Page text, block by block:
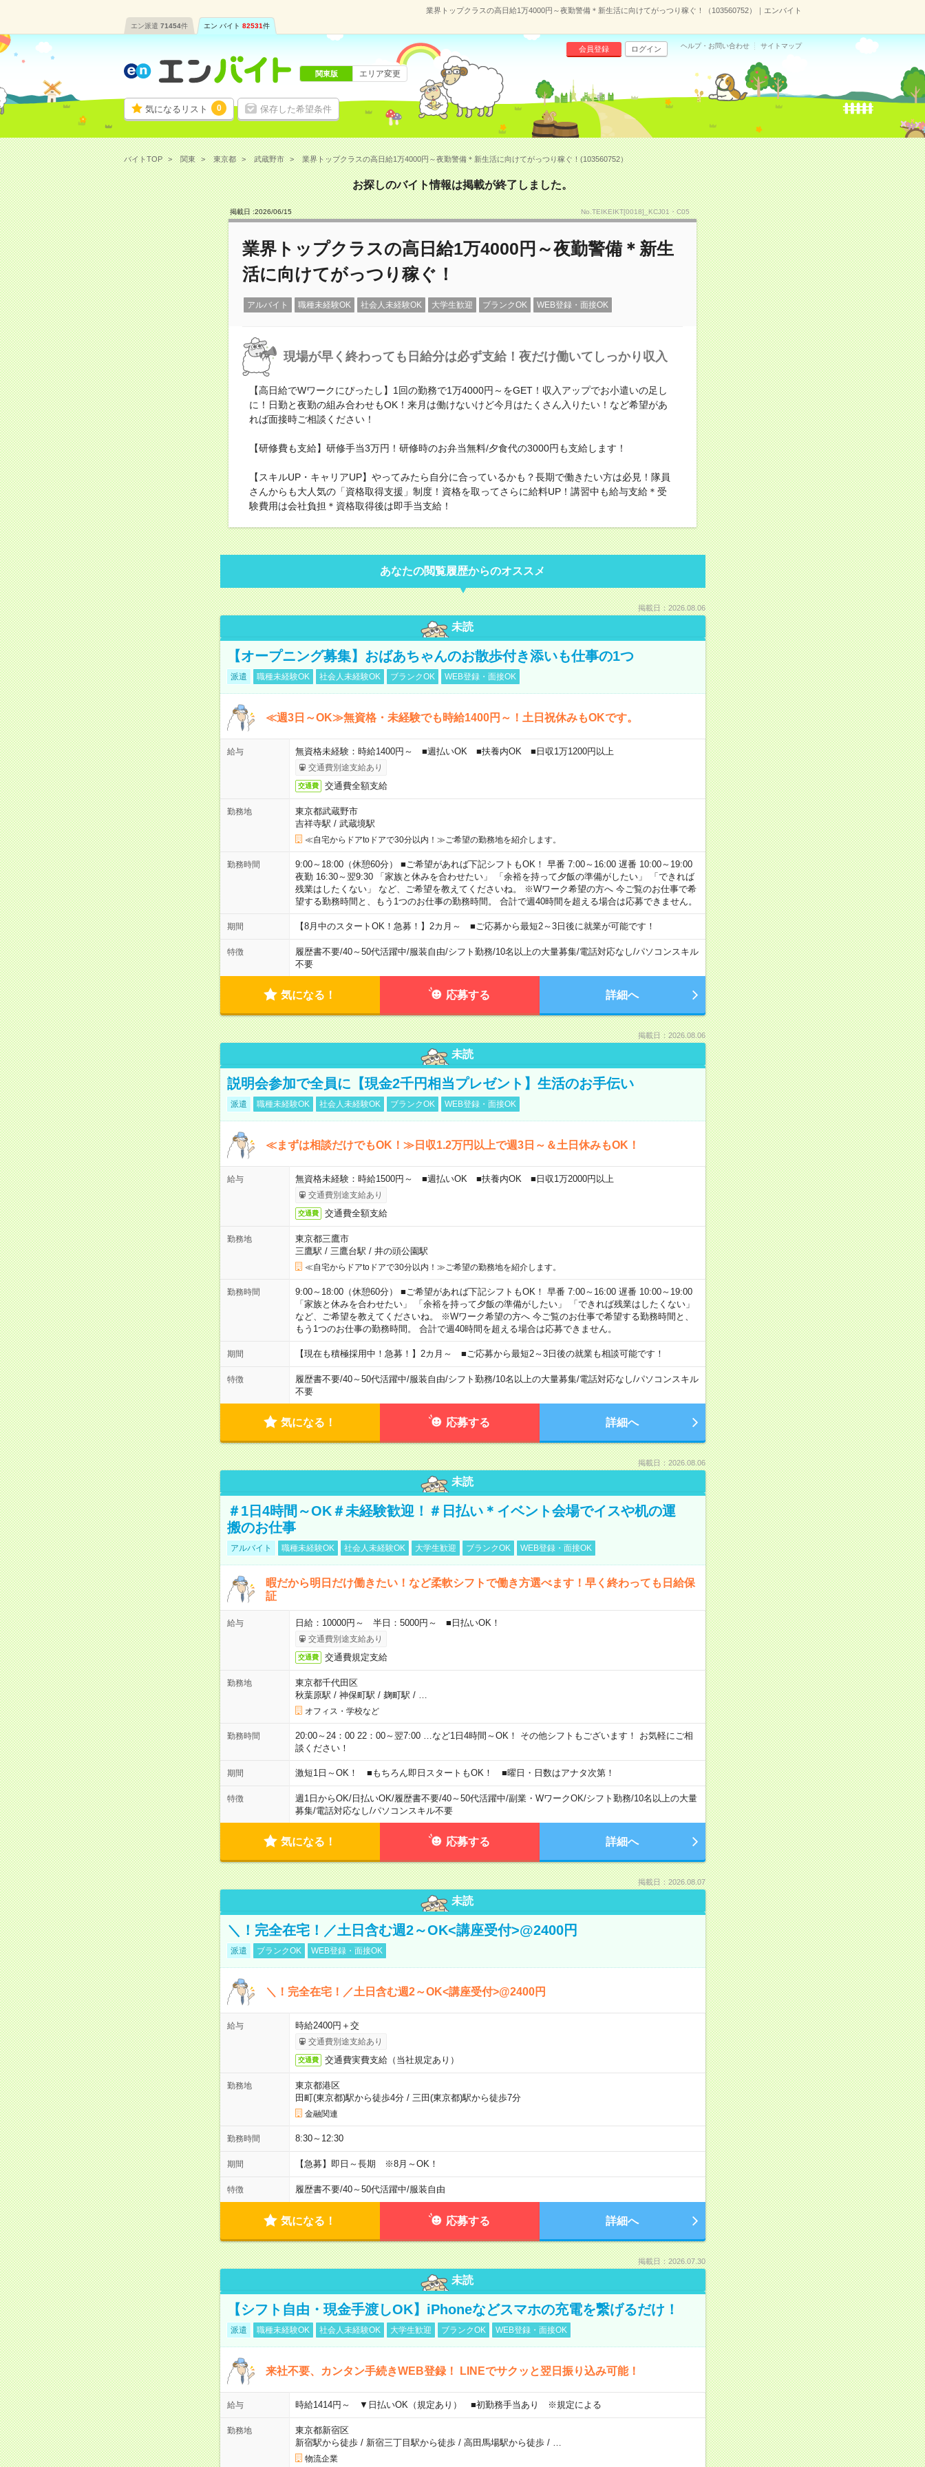
業界トップクラスの高日給1万4000円～夜勤警備＊新生活に向けてがっつり稼ぐ！（103560752）｜エンバイト
エン派遣 71454件 エン バイト 82531件
気になるリスト 0 保存した希望条件
会員登録 ログイン ヘルプ・お問い合わせ サイトマップ
関東版 エリア変更
バイトTOP 関東 東京都 武蔵野市 業界トップクラスの高日給1万4000円～夜勤警備＊新生活に向けてがっつり稼ぐ！(103560752）
お探しのバイト情報は掲載が終了しました。
掲載日 :2026/06/15 No.TEIKEIKT[0018]_KCJ01・C05
業界トップクラスの高日給1万4000円～夜勤警備＊新生
活に向けてがっつり稼ぐ！
アルバイト 職種未経験OK 社会人未経験OK 大学生歓迎 ブランクOK WEB登録・面接OK
現場が早く終わっても日給分は必ず支給！夜だけ働いてしっかり収入
【高日給でWワークにぴったし】1回の勤務で1万4000円～をGET！収入アップでお小遣いの足し
に！日勤と夜勤の組み合わせもOK！来月は働けないけど今月はたくさん入りたい！など希望があ
れば面接時ご相談ください！
【研修費も支給】研修手当3万円！研修時のお弁当無料/夕食代の3000円も支給します！
【スキルUP・キャリアUP】やってみたら自分に合っているかも？長期で働きたい方は必見！隊員
さんからも大人気の「資格取得支援」制度！資格を取ってさらに給料UP！講習中も給与支給＊受
験費用は会社負担＊資格取得後は即手当支給！
あなたの閲覧履歴からのオススメ
掲載日：2026.08.06
未読
【オープニング募集】おばあちゃんのお散歩付き添いも仕事の1つ
派遣 職種未経験OK 社会人未経験OK ブランクOK WEB登録・面接OK
≪週3日～OK≫無資格・未経験でも時給1400円～！土日祝休みもOKです。
給与 無資格未経験：時給1400円～ ■週払いOK ■扶養内OK ■日収1万1200円以上
交通費別途支給あり
交通費 交通費全額支給
勤務地
東京都武蔵野市
吉祥寺駅 / 武蔵境駅
≪自宅からドアtoドアで30分以内！≫ご希望の勤務地を紹介します。
勤務時間
9:00～18:00（休憩60分） ■ご希望があれば下記シフトもOK！ 早番 7:00～16:00 遅番 10:00～19:00
夜勤 16:30～翌9:30 「家族と休みを合わせたい」 「余裕を持って夕飯の準備がしたい」 「できれば
残業はしたくない」 など、ご希望を教えてくださいね。 ※Wワーク希望の方へ 今ご覧のお仕事で希
望する勤務時間と、もう1つのお仕事の勤務時間。 合計で週40時間を超える場合は応募できません。
期間 【8月中のスタートOK！急募！】2カ月～ ■ご応募から最短2～3日後に就業が可能です！
特徴 履歴書不要/40～50代活躍中/服装自由/シフト勤務/10名以上の大量募集/電話対応なし/パソコンスキル
不要
気になる！ 応募する 詳細へ
掲載日：2026.08.06
未読
説明会参加で全員に【現金2千円相当プレゼント】生活のお手伝い
派遣 職種未経験OK 社会人未経験OK ブランクOK WEB登録・面接OK
≪まずは相談だけでもOK！≫日収1.2万円以上で週3日～＆土日休みもOK！
給与 無資格未経験：時給1500円～ ■週払いOK ■扶養内OK ■日収1万2000円以上
交通費別途支給あり
交通費 交通費全額支給
勤務地
東京都三鷹市
三鷹駅 / 三鷹台駅 / 井の頭公園駅
≪自宅からドアtoドアで30分以内！≫ご希望の勤務地を紹介します。
勤務時間
9:00～18:00（休憩60分） ■ご希望があれば下記シフトもOK！ 早番 7:00～16:00 遅番 10:00～19:00
「家族と休みを合わせたい」 「余裕を持って夕飯の準備がしたい」 「できれば残業はしたくない」
など、ご希望を教えてくださいね。 ※Wワーク希望の方へ 今ご覧のお仕事で希望する勤務時間と、
もう1つのお仕事の勤務時間。 合計で週40時間を超える場合は応募できません。
期間 【現在も積極採用中！急募！】2カ月～ ■ご応募から最短2～3日後の就業も相談可能です！
特徴 履歴書不要/40～50代活躍中/服装自由/シフト勤務/10名以上の大量募集/電話対応なし/パソコンスキル
不要
気になる！ 応募する 詳細へ
掲載日：2026.08.06
未読
＃1日4時間～OK＃未経験歓迎！＃日払い＊イベント会場でイスや机の運
搬のお仕事
アルバイト 職種未経験OK 社会人未経験OK 大学生歓迎 ブランクOK WEB登録・面接OK
暇だから明日だけ働きたい！など柔軟シフトで働き方選べます！早く終わっても日給保
証
給与 日給：10000円～ 半日：5000円～ ■日払いOK！
交通費別途支給あり
交通費 交通費規定支給
勤務地
東京都千代田区
秋葉原駅 / 神保町駅 / 麹町駅 /
オフィス・学校など
勤務時間
20:00～24：00 22：00～翌7:00 …など1日4時間～OK！ その他シフトもございます！ お気軽にご相
談ください！
期間 激短1日～OK！ ■もちろん即日スタートもOK！ ■曜日・日数はアナタ次第！
特徴 週1日からOK/日払いOK/履歴書不要/40～50代活躍中/副業・WワークOK/シフト勤務/10名以上の大量
募集/電話対応なし/パソコンスキル不要
気になる！ 応募する 詳細へ
掲載日：2026.08.07
未読
＼！完全在宅！／土日含む週2～OK<講座受付>@2400円
派遣 ブランクOK WEB登録・面接OK
＼！完全在宅！／土日含む週2～OK<講座受付>@2400円
給与 時給2400円＋交
交通費別途支給あり
交通費 交通費実費支給（当社規定あり）
勤務地
東京都港区
田町(東京都)駅から徒歩4分/ 三田(東京都)駅から徒歩7分
金融関連
勤務時間 8:30～12:30
期間 【急募】即日～長期 ※8月～OK！
特徴 履歴書不要/40～50代活躍中/服装自由
気になる！ 応募する 詳細へ
掲載日：2026.07.30
未読
【シフト自由・現金手渡しOK】iPhoneなどスマホの充電を繋げるだけ！
派遣 職種未経験OK 社会人未経験OK 大学生歓迎 ブランクOK WEB登録・面接OK
来社不要、カンタン手続きWEB登録！ LINEでサクッと翌日振り込み可能！
給与 時給1414円～ ▼日払いOK（規定あり） ■初勤務手当あり ※規定による
勤務地
東京都新宿区
新宿駅から徒歩/ 新宿三丁目駅から徒歩/ 高田馬場駅から徒歩/
物流企業